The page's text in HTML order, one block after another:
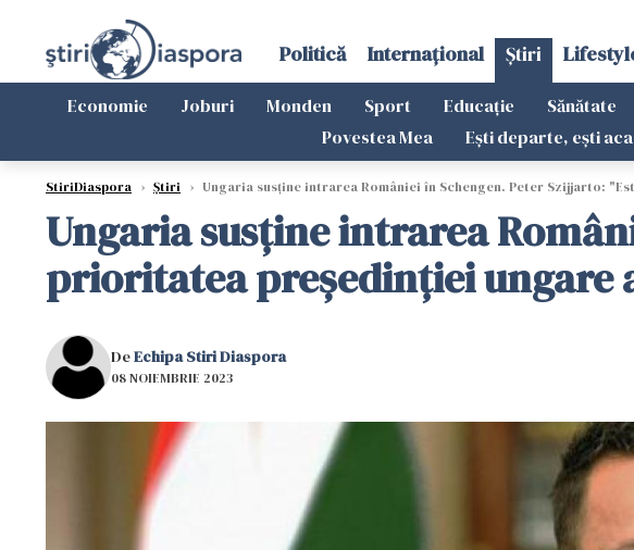
Politică Internațional Știri
Economie Joburi Monden Sport Educație Sănătate
Povestea Mea
Ești departe, ești
StiriDiaspora › Știri › Ungaria susține intrarea României în Schengen. Peter Szijjarto:
Ungaria susține intrarea
prioritatea președinției ungare
DeEchipa Stiri Diaspora
08 NOIEMBRIE 2023